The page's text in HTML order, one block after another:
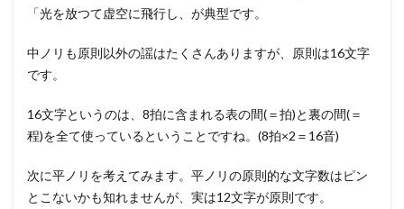
「光を放つて虚空に飛行し、が典型です。
中ノリも原則以外の謡はたくさんありますが、原則は16文字
です。
16文字というのは、8拍に含まれる表の間(＝拍)と裏の間(＝
程)を全て使っているということですね。(8拍×2＝16音)
次に平ノリを考えてみます。平ノリの原則的な文字数はピン
とこないかも知れませんが、実は12文字が原則です。